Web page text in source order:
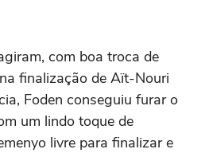
com boa troca de
finalização de Aït-Nouri
Foden conseguiu furar o
um lindo toque de
livre para finalizar e